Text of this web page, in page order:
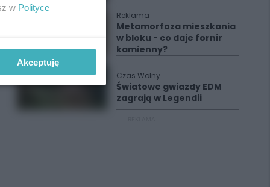
Reklama
Metamorfoza mieszkania
w bloku - co daje fornir
kamienny?
Czas Wolny
Światowe gwiazdy EDM
zagrają w Legendii
w Polityce
Akceptuję